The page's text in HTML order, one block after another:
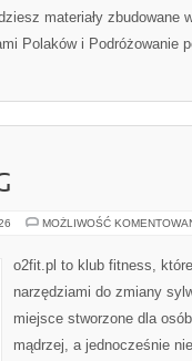
materiały zbudowane
Polaków i Podróżowanie
MOŻLIWOŚĆ
o2fit.pl to klub fitness,
narzędziami do zmiany
miejsce stworzone dla
mądrzej, a jednocześnie